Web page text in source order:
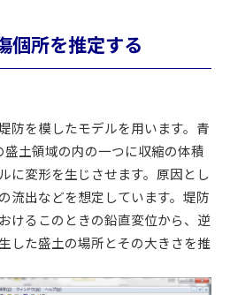
所を推定する
防を模したモデルを用います。青
土領域の内の一つに収縮の体積
に変形を生じさせます。原因とし
流出などを想定しています。堤防
けるこのときの鉛直変位から、逆
した盛土の場所とその大きさを推